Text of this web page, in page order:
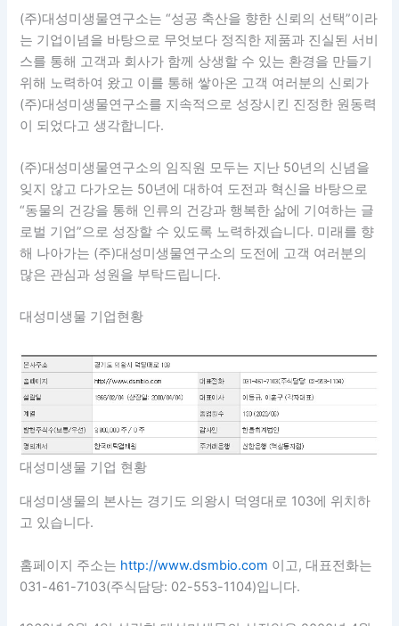
(주)대성미생물연구소는 “성공 축산을 향한 신뢰의 선택”이라
는 기업이념을 바탕으로 무엇보다 정직한 제품과 진실된 서비
스를 통해 고객과 회사가 함께 상생할 수 있는 환경을 만들기
위해 노력하여 왔고 이를 통해 쌓아온 고객 여러분의 신뢰가
(주)대성미생물연구소를 지속적으로 성장시킨 진정한 원동력
이 되었다고 생각합니다.
(주)대성미생물연구소의 임직원 모두는 지난 50년의 신념을
잊지 않고 다가오는 50년에 대하여 도전과 혁신을 바탕으로
“동물의 건강을 통해 인류의 건강과 행복한 삶에 기여하는 글
로벌 기업”으로 성장할 수 있도록 노력하겠습니다. 미래를 향
해 나아가는 (주)대성미생물연구소의 도전에 고객 여러분의
많은 관심과 성원을 부탁드립니다.
대성미생물 기업현황
대성미생물 기업 현황
대성미생물의 본사는 경기도 의왕시 덕영대로 103에 위치하
고 있습니다.
홈페이지 주소는 http://www.dsmbio.com 이고, 대표전화는
031-461-7103(주식담당: 02-553-1104)입니다.